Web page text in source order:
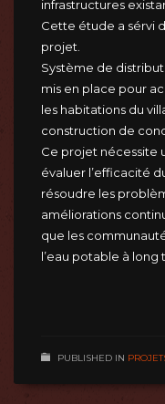
infrastructures
Cette étude a sérvi
projet.
Système de
mis en place pour
les habitations du
construction de
Ce projet nécessite
évaluer l’efficacité
résoudre les
améliorations
que les
l’eau potable à long
PUBLISHED IN